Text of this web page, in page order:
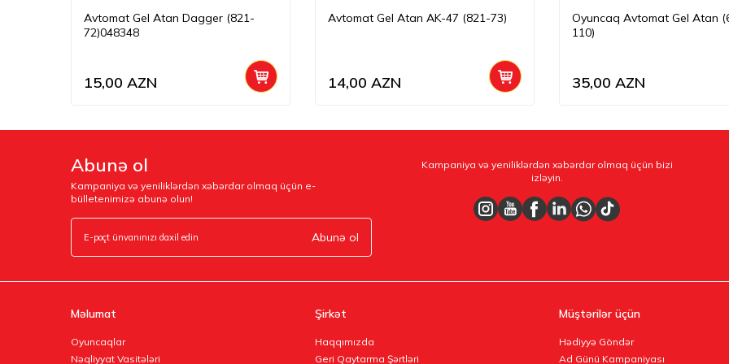
Avtomat Gel Atan Dagger (821-
72)048348
15,00 AZN
Avtomat Gel Atan AK-47 (821-73)
14,00 AZN
Oyuncaq Avtomat Gel Atan
110)
35,00 AZN
Abunə ol
Kampaniya və yeniliklərdən xəbərdar olmaq üçün e-
bülletenimizə abunə olun!
Abunə ol
Kampaniya və yeniliklərdən xəbərdar olmaq üçün bizi
izləyin.
Məlumat
Oyuncaqlar
Nəqliyyat Vasitələri
Şirkət
Haqqımızda
Geri Qaytarma Şərtləri
Müştərilər üçün
Hədiyyə Göndər
Ad Günü Kampaniyası